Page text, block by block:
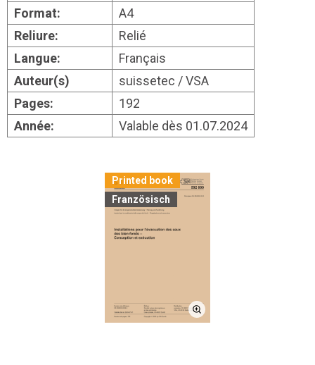
Format:
A4
Reliure:
Relié
Langue:
Français
Auteur(s)
suissetec / VSA
Pages:
192
Année:
Valable dès 01.07.2024
Printed book
Französisch